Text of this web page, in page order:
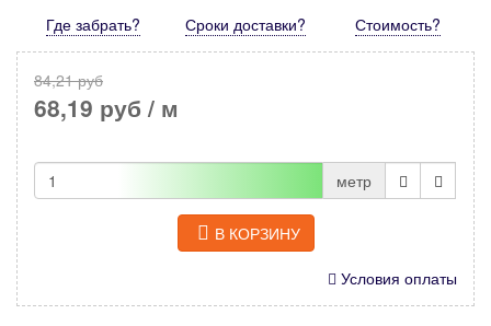
Где забрать? Сроки доставки? Стоимость?
84,21 руб
68,19 руб / м
метр
В КОРЗИНУ
Условия оплаты